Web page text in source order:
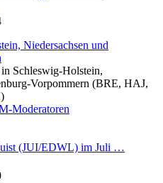
Niedersachsen und
Schleswig-Holstein,
Vorpommern (BRE, HAJ,
Moderatoren
(JUI/EDWL) im Juli …